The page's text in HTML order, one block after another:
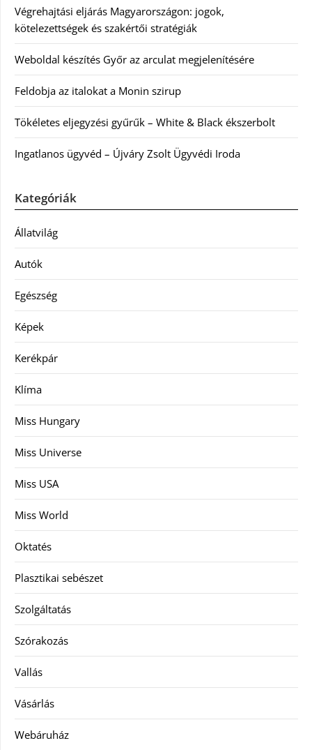
Végrehajtási eljárás Magyarországon: jogok,
kötelezettségek és szakértői stratégiák
Weboldal készítés Győr az arculat megjelenítésére
Feldobja az italokat a Monin szirup
Tökéletes eljegyzési gyűrűk – White & Black ékszerbolt
Ingatlanos ügyvéd – Újváry Zsolt Ügyvédi Iroda
Kategóriák
Állatvilág
Autók
Egészség
Képek
Kerékpár
Klíma
Miss Hungary
Miss Universe
Miss USA
Miss World
Oktatés
Plasztikai sebészet
Szolgáltatás
Szórakozás
Vallás
Vásárlás
Webáruház